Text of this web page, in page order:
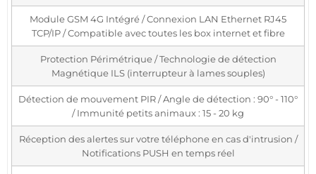
Module GSM 4G Intégré / Connexion LAN Ethernet RJ45
TCP/IP / Compatible avec toutes les box internet et fibre
Protection Périmétrique / Technologie de détection
Magnétique ILS (interrupteur à lames souples)
Détection de mouvement PIR / Angle de détection : 90° - 110°
/ Immunité petits animaux : 15 - 20 kg
Réception des alertes sur votre téléphone en cas d'intrusion /
Notifications PUSH en temps réel